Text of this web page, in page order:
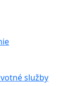
služby